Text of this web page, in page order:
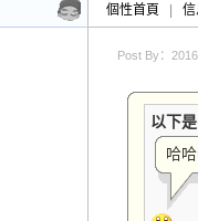
個性首頁 信
Post By：
以下
哈